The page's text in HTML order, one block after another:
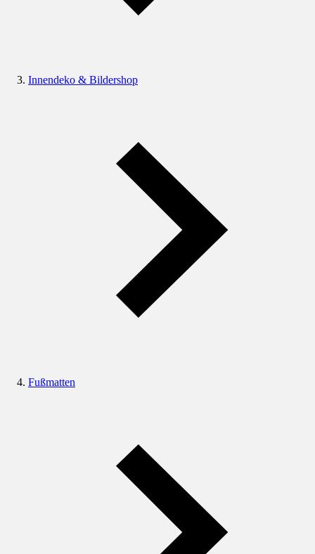
Innendeko & Bildershop
Fußmatten